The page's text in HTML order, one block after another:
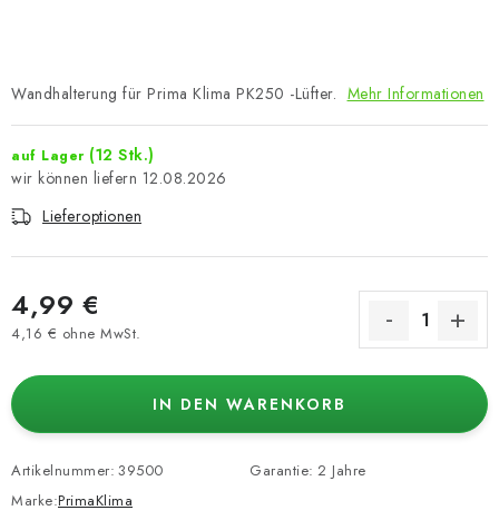
Wandhalterung für Prima Klima PK250 -Lüfter. Mehr Informationen
auf Lager (12 Stk.)
12.08.2026
Lieferoptionen
4,99 €
4,16 € ohne MwSt.
IN DEN WARENKORB
Artikelnummer: 39500
Marke:PrimaKlima
Garantie: 2 Jahre